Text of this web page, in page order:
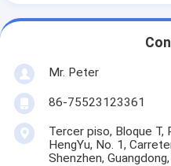
Mr. Peter
86-75523123361
Tercer piso, Bloque T,
HengYu, No. 1,
Shenzhen,